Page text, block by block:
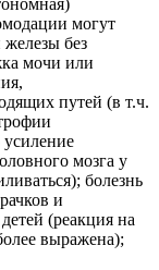
могут
железы без
мочи или
путей (в т.ч.
усиление
мозга у
болезнь
и
(реакция на
выражена);